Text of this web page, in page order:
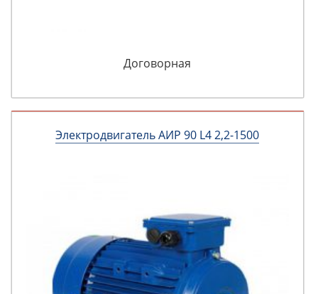
Договорная
Электродвигатель АИР 90 L4 2,2-1500